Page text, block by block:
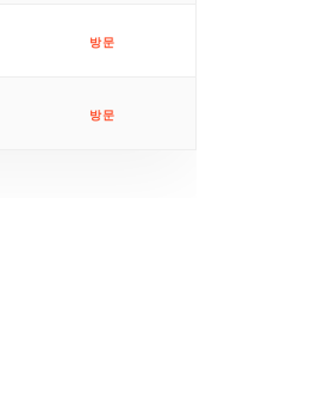
방문
방문